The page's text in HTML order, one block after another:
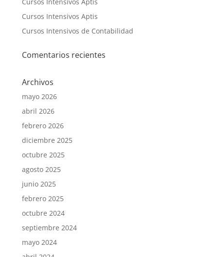
Cursos Intensivos Aptis
Cursos Intensivos de Contabilidad
Comentarios recientes
Archivos
mayo 2026
abril 2026
febrero 2026
diciembre 2025
octubre 2025
agosto 2025
junio 2025
febrero 2025
octubre 2024
septiembre 2024
mayo 2024